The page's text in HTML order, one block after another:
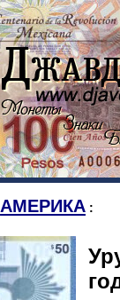
АМЕРИКА :